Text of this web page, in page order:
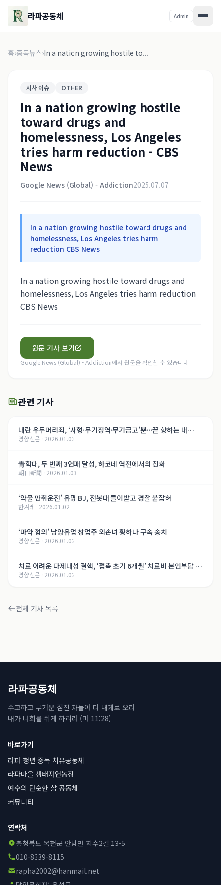
라파공동체 Admin
홈›중독뉴스›In a nation growing hostile to...
시사 이슈 OTHER
In a nation growing hostile
toward drugs and
homelessness, Los Angeles
tries harm reduction - CBS
News
Google News (Global) - Addiction2025.07.07
In a nation growing hostile toward drugs and
homelessness, Los Angeles tries harm
reduction CBS News
In a nation growing hostile toward drugs and
homelessness, Los Angeles tries harm reduction
CBS News
원문 기사 보기
Google News (Global) - Addiction에서 원문을 확인할 수 있습니다
관련 기사
내란 우두머리죄, ‘사형·무기징역·무기금고’뿐···끝 향하는 내
란 재판, 윤석열의 운명은[법정 417호, 내란의 기록]
경향신문 · 2026.01.03
青학대, 두 번째 3연패 달성, 하코네 역전에서의 진화
朝日新聞 · 2026.01.03
‘약물 만취운전’ 유명 BJ, 전봇대 들이받고 경찰 붙잡혀
한겨레 · 2026.01.02
‘마약 혐의’ 남양유업 창업주 외손녀 황하나 구속 송치
경향신문 · 2026.01.02
치료 어려운 다제내성 결핵, ‘접촉 초기 6개월’ 치료비 본인부담 면
제
경향신문 · 2026.01.02
전체 기사 목록
라파공동체
수고하고 무거운 짐진 자들아 다 내게로 오라
내가 너희를 쉬게 하리라 (마 11:28)
바로가기
라파 청년 중독 치유공동체
라파마을 생태자연농장
예수의 단순한 삶 공동체
커뮤니티
연락처
충청북도 옥천군 안남면 지수2길 13-5
010-8339-8115
rapha2002@hanmail.net